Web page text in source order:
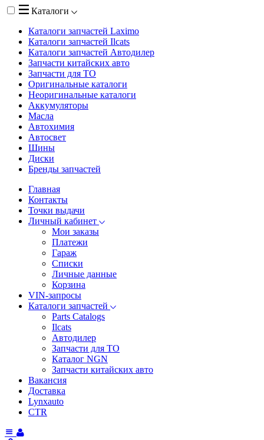
Каталоги
Каталоги запчастей Laximo
Каталоги запчастей Ilcats
Каталоги запчастей Автодилер
Запчасти китайских авто
Запчасти для ТО
Оригинальные каталоги
Неоригинальные каталоги
Аккумуляторы
Масла
Автохимия
Автосвет
Шины
Диски
Бренды запчастей
Главная
Контакты
Точки выдачи
Личный кабинет
Мои заказы
Платежи
Гараж
Списки
Личные данные
Корзина
VIN-запросы
Каталоги запчастей
Parts Catalogs
Ilcats
Автодилер
Запчасти для ТО
Каталог NGN
Запчасти китайских авто
Вакансия
Доставка
Lynxauto
CTR